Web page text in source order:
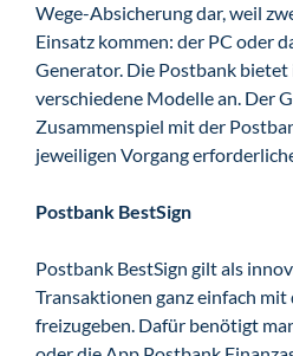
Wege-Absicherung dar, weil
Einsatz kommen: der PC oder
Generator. Die Postbank
verschiedene Modelle an. Der
Zusammenspiel mit der
jeweiligen Vorgang
Postbank BestSign
Postbank BestSign gilt als
Transaktionen ganz einfach
freizugeben. Dafür benötigt